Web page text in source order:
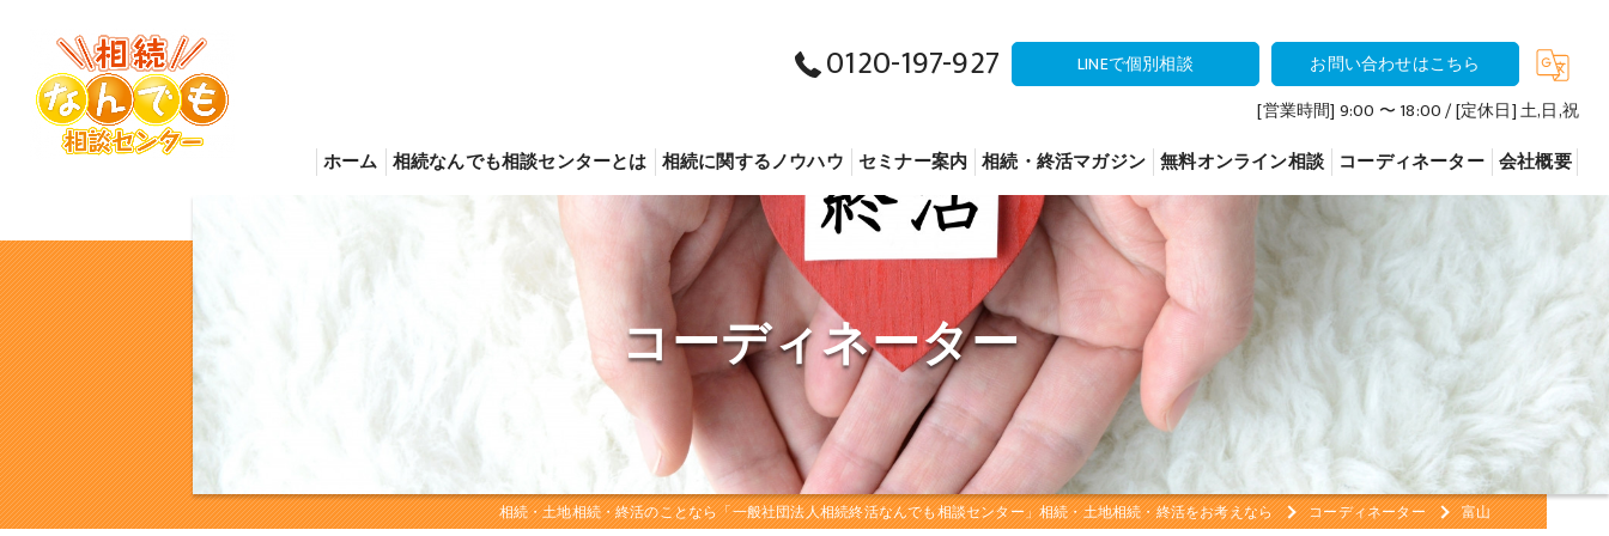
0120-197-927 LINEで個別相談
お問い合わせはこちら
[営業時間] 9:00 〜 18:00 / [定休日] 土,日,祝
ホーム 相続なんでも相談センターとは 相続に関するノウハウ セミナー案内 相続・終活マガジン
相続について
終活について
事業承継について
その他
無料オンライン相談 コーディネーター 会社概要
コーディネーター
相続・土地相続・終活のことなら「一般社団法人相続終活なんでも相談センター」相続・土地相続・終活をお考えなら コーディネーター 富山